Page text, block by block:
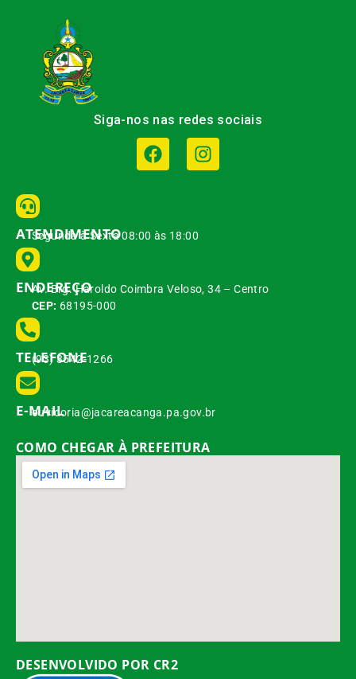
Siga-nos nas redes sociais
ATENDIMENTO
Segunda à Sexta 08:00 às 18:00
ENDEREÇO
Av. Brg. Haroldo Coimbra Veloso, 34 – Centro
CEP: 68195-000
TELEFONE
(93) 3542-1266
E-MAIL
ouvidoria@jacareacanga.pa.gov.br
COMO CHEGAR À PREFEITURA
DESENVOLVIDO POR CR2